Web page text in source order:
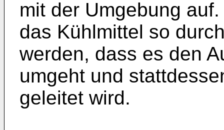
mit der Umgebung
das Kühlmittel so
werden, dass es den
umgeht und
geleitet wird.